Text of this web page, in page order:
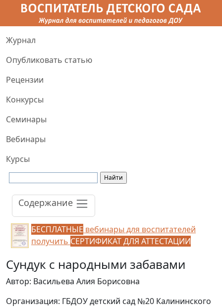
Журнал
Опубликовать статью
Рецензии
Конкурсы
Семинары
Вебинары
Курсы
Содержание
БЕСПЛАТНЫЕ вебинары для воспитателей
получить СЕРТИФИКАТ ДЛЯ АТТЕСТАЦИИ
Сундук с народными забавами
Автор: Васильева Алия Борисовна
Организация: ГБДОУ детский сад №20 Калининского